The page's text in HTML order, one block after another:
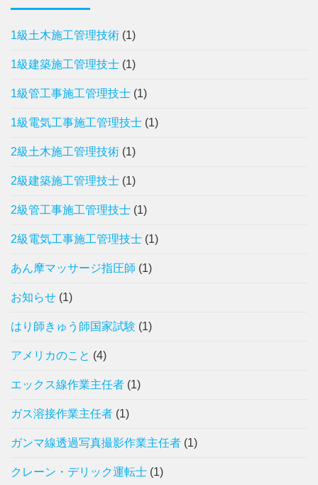
1級土木施工管理技術 (1)
1級建築施工管理技士 (1)
1級管工事施工管理技士 (1)
1級電気工事施工管理技士 (1)
2級土木施工管理技術 (1)
2級建築施工管理技士 (1)
2級管工事施工管理技士 (1)
2級電気工事施工管理技士 (1)
あん摩マッサージ指圧師 (1)
お知らせ (1)
はり師きゅう師国家試験 (1)
アメリカのこと (4)
エックス線作業主任者 (1)
ガス溶接作業主任者 (1)
ガンマ線透過写真撮影作業主任者 (1)
クレーン・デリック運転士 (1)